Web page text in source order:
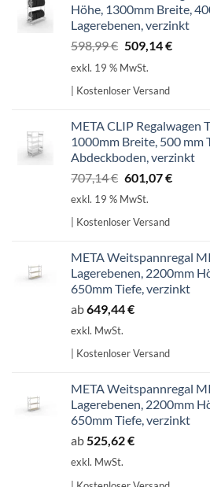
Höhe, 1300mm Breite,
Lagerebenen, verzinkt
598,99€ Ursprünglicher
Preis
598,99 €
509,14€
exkl. 19 % MwSt.
| Kostenloser Versand
META CLIP Regalwagen
1000mm Breite, 500 mm
Abdeckboden, verzinkt
707,14€ Ursprünglicher
Preis
707,14 €
601,07€
exkl. 19 % MwSt.
| Kostenloser Versand
META Weitspannregal
Lagerebenen, 2200mm
650mm Tiefe, verzinkt
ab649,44€
exkl. MwSt.
| Kostenloser Versand
META Weitspannregal
Lagerebenen, 2200mm
650mm Tiefe, verzinkt
ab525,62€
exkl. MwSt.